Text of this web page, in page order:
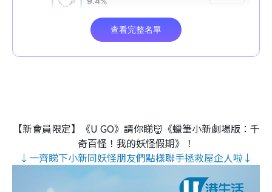
【新會員限定】《U GO》請你睇👹《蠟筆小新劇場版：千
奇百怪！我的妖怪假期》！
↓一齊睇下小新同妖怪朋友們點樣聯手拯救屋企人啦↓